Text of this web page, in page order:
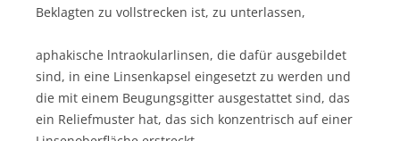
Beklagten zu vollstrecken ist, zu unterlassen,
aphakische lntraokularlinsen, die dafür ausgebildet
sind, in eine Linsenkapsel eingesetzt zu werden und
die mit einem Beugungsgitter ausgestattet sind, das
ein Reliefmuster hat, das sich konzentrisch auf einer